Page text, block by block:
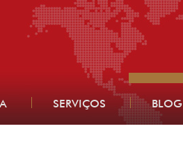
SERVIÇOS BLOG